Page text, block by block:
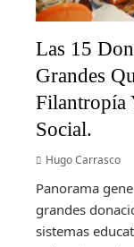
Las 15
Grandes
Filantropía
Social.
Hugo Carrasco
Panorama
grandes
sistemas